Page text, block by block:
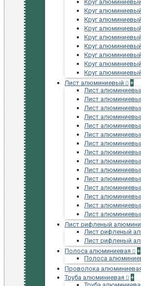
Круг
Круг
Круг
Круг
Круг
Круг
Круг
Круг
Круг
Лист алюминиевый
+
Лист
Лист
Лист
Лист
Лист
Лист
Лист
Лист
Лист
Лист
Лист
Лист
Лист
Лист
Лист
Лист рифленый
Лист рифленый
Лист рифленый
Полоса алюминиевая
+
Полоса
Проволока
Труба алюминиевая
+